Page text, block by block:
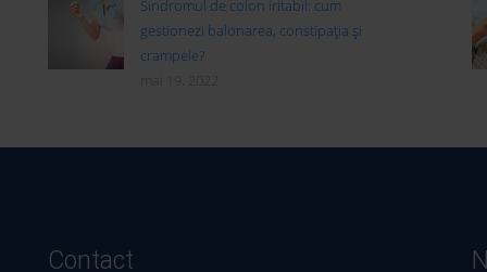
Sindromul de colon iritabil: cum
gestionezi balonarea, constipația și
crampele?
mai 19, 2022
Contact